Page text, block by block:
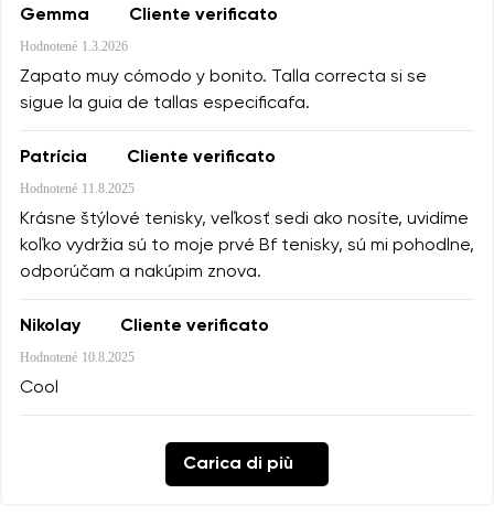
Gemma Cliente verificato
Hodnotené 1.3.2026
Zapato muy cómodo y bonito. Talla correcta si se
sigue la guia de tallas especificafa.
Patrícia Cliente verificato
Hodnotené 11.8.2025
Krásne štýlové tenisky, veľkosť sedi ako nosíte, uvidíme
koľko vydržia sú to moje prvé Bf tenisky, sú mi pohodlne,
odporúčam a nakúpim znova.
Nikolay Cliente verificato
Hodnotené 10.8.2025
Cool
Carica di più